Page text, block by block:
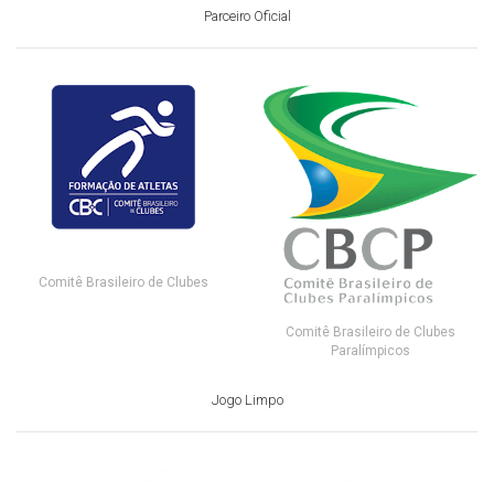
Parceiro Oficial
Comitê Brasileiro de Clubes
Comitê Brasileiro de Clubes
Paralímpicos
Jogo Limpo